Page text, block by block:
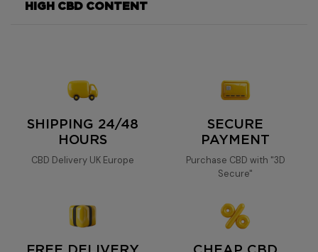
quickly and free of charge
HIGH CBD CONTENT
SHIPPING 24/48
HOURS
CBD Delivery UK Europe
SECURE
PAYMENT
Purchase CBD with "3D
Secure"